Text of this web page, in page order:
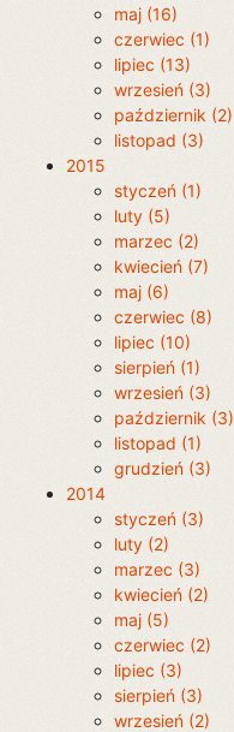
maj (16)
czerwiec (1)
lipiec (13)
wrzesień (3)
październik (2)
listopad (3)
2015
styczeń (1)
luty (5)
marzec (2)
kwiecień (7)
maj (6)
czerwiec (8)
lipiec (10)
sierpień (1)
wrzesień (3)
październik (3)
listopad (1)
grudzień (3)
2014
styczeń (3)
luty (2)
marzec (3)
kwiecień (2)
maj (5)
czerwiec (2)
lipiec (3)
sierpień (3)
wrzesień (2)